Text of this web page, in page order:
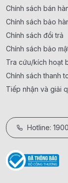
Chính sách bán
Chính sách bảo
Chính sách đổi trả
Chính sách bảo
Tra cứu/kích hoạt
Chính sách thanh
Tiếp nhận và giải
Hotline: